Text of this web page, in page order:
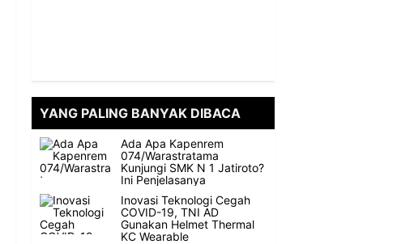
YANG PALING BANYAK DIBACA
Ada Apa Kapenrem
074/Warastratama
Kunjungi SMK N 1 Jatiroto?
Ini Penjelasanya
Inovasi Teknologi Cegah
COVID-19, TNI AD
Gunakan Helmet Thermal
KC Wearable